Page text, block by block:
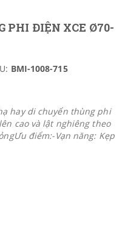
PHI ĐIỆN XCE Ø70-
BMI-1008-715
hay di chuyển thùng phi
cao và lật nghiêng theo
điểm:-Vạn năng: Kẹp